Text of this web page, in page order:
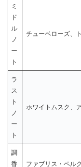
ミ
ド
ル
ノ
ー
ト
チューベローズ、
ラ
ス
ト
ノ
ー
ト
ホワイトムスク、
調
香
ファブリス・ペル